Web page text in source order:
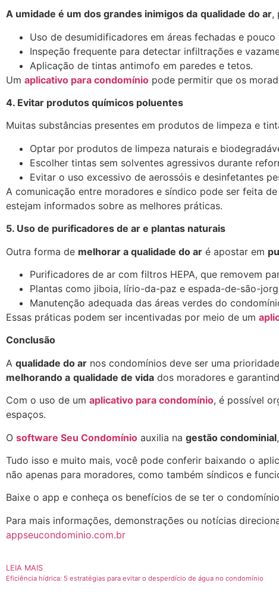
A umidade é um dos grandes inimigos da qualidade do ar,
Uso de desumidificadores em áreas fechadas e pouco
Inspeção frequente para detectar infiltrações e
Aplicação de tintas antimofo em paredes e tetos.
Um aplicativo para condomínio pode permitir que os
4. Evitar produtos químicos poluentes
Muitas substâncias presentes em produtos de limpeza e
Optar por produtos de limpeza naturais e
Escolher tintas sem solventes agressivos durante
Evitar o uso excessivo de aerossóis e desinfetantes
A comunicação entre moradores e síndico pode ser feita
estejam informados sobre as melhores práticas.
5. Uso de purificadores de ar e plantas naturais
Outra forma de melhorar a qualidade do ar é apostar em
Purificadores de ar com filtros HEPA, que removem
Plantas como jiboia, lírio-da-paz e espada-de-são-
Manutenção adequada das áreas verdes do
Essas práticas podem ser incentivadas por meio de um
Conclusão
A qualidade do ar nos condomínios deve ser uma
melhorando a qualidade de vida dos moradores e
Com o uso de um aplicativo para condomínio, é possível
espaços.
O software Seu Condomínio auxilia na gestão condominial
Tudo isso e muito mais, você pode conferir baixando o
não apenas para moradores, como também síndicos e
Baixe o app e conheça os benefícios de se ter o
Para mais informações, demonstrações ou notícias
appseucondominio.com.br
LEIA MAIS
Eficiência hídrica: 5 estratégias para evitar o desperdício de água no condomínio